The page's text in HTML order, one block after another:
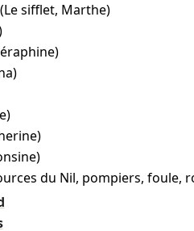
(Le sifflet, Marthe)
du Nil, pompiers, foule,